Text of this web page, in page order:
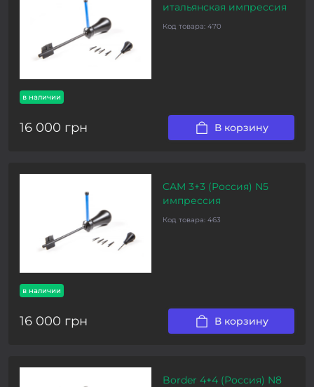
в наличии
итальянская импрессия
Код товара: 470
16 000 грн В корзину
в наличии
CAM 3+3 (Россия) N5
импрессия
Код товара: 463
16 000 грн В корзину
Border 4+4 (Россия) N8